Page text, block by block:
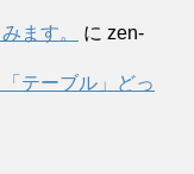
ます。
に zen-
テーブル」どっ